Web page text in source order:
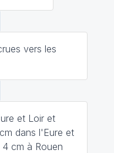
vers les
et Loir et
dans l'Eure et
cm à Rouen